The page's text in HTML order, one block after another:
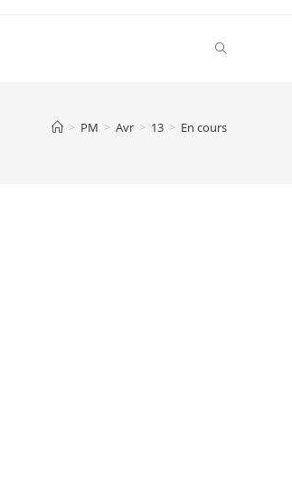
Toggle
> PM > Avr > 13 > En cours